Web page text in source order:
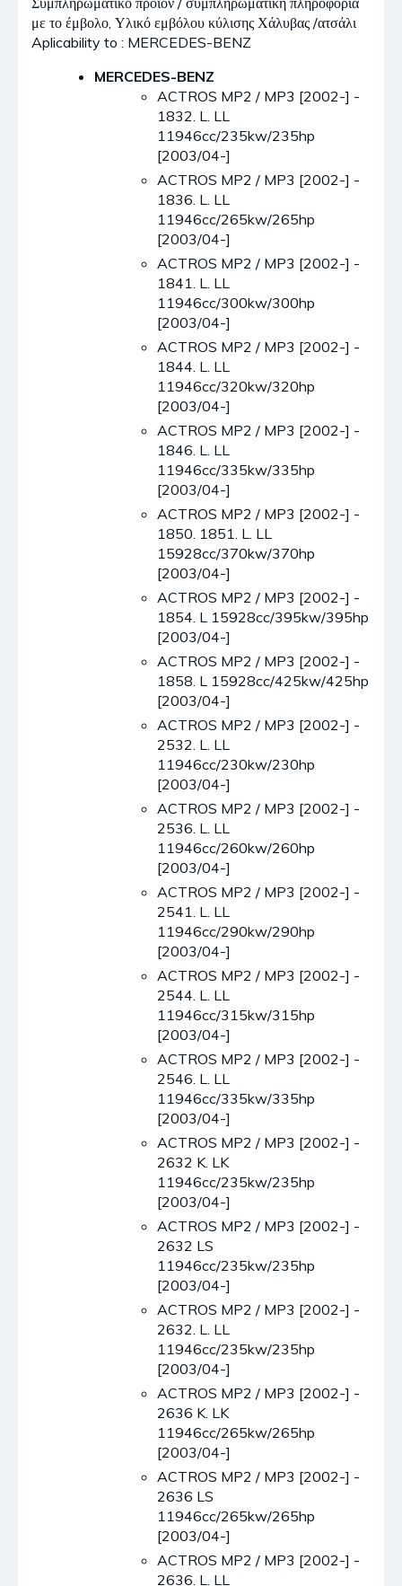
με το έμβολο, Υλικό εμβόλου κύλισης Χάλυβας /ατσάλι
Aplicability to : MERCEDES-BENZ
MERCEDES-BENZ
ACTROS MP2 / MP3 [2002-] -
1832. L. LL
11946cc/235kw/235hp
[2003/04-]
ACTROS MP2 / MP3 [2002-] -
1836. L. LL
11946cc/265kw/265hp
[2003/04-]
ACTROS MP2 / MP3 [2002-] -
1841. L. LL
11946cc/300kw/300hp
[2003/04-]
ACTROS MP2 / MP3 [2002-] -
1844. L. LL
11946cc/320kw/320hp
[2003/04-]
ACTROS MP2 / MP3 [2002-] -
1846. L. LL
11946cc/335kw/335hp
[2003/04-]
ACTROS MP2 / MP3 [2002-] -
1850. 1851. L. LL
15928cc/370kw/370hp
[2003/04-]
ACTROS MP2 / MP3 [2002-] -
1854. L 15928cc/395kw/395hp
[2003/04-]
ACTROS MP2 / MP3 [2002-] -
1858. L 15928cc/425kw/425hp
[2003/04-]
ACTROS MP2 / MP3 [2002-] -
2532. L. LL
11946cc/230kw/230hp
[2003/04-]
ACTROS MP2 / MP3 [2002-] -
2536. L. LL
11946cc/260kw/260hp
[2003/04-]
ACTROS MP2 / MP3 [2002-] -
2541. L. LL
11946cc/290kw/290hp
[2003/04-]
ACTROS MP2 / MP3 [2002-] -
2544. L. LL
11946cc/315kw/315hp
[2003/04-]
ACTROS MP2 / MP3 [2002-] -
2546. L. LL
11946cc/335kw/335hp
[2003/04-]
ACTROS MP2 / MP3 [2002-] -
2632 K. LK
11946cc/235kw/235hp
[2003/04-]
ACTROS MP2 / MP3 [2002-] -
2632 LS
11946cc/235kw/235hp
[2003/04-]
ACTROS MP2 / MP3 [2002-] -
2632. L. LL
11946cc/235kw/235hp
[2003/04-]
ACTROS MP2 / MP3 [2002-] -
2636 K. LK
11946cc/265kw/265hp
[2003/04-]
ACTROS MP2 / MP3 [2002-] -
2636 LS
11946cc/265kw/265hp
[2003/04-]
ACTROS MP2 / MP3 [2002-] -
2636. L. LL